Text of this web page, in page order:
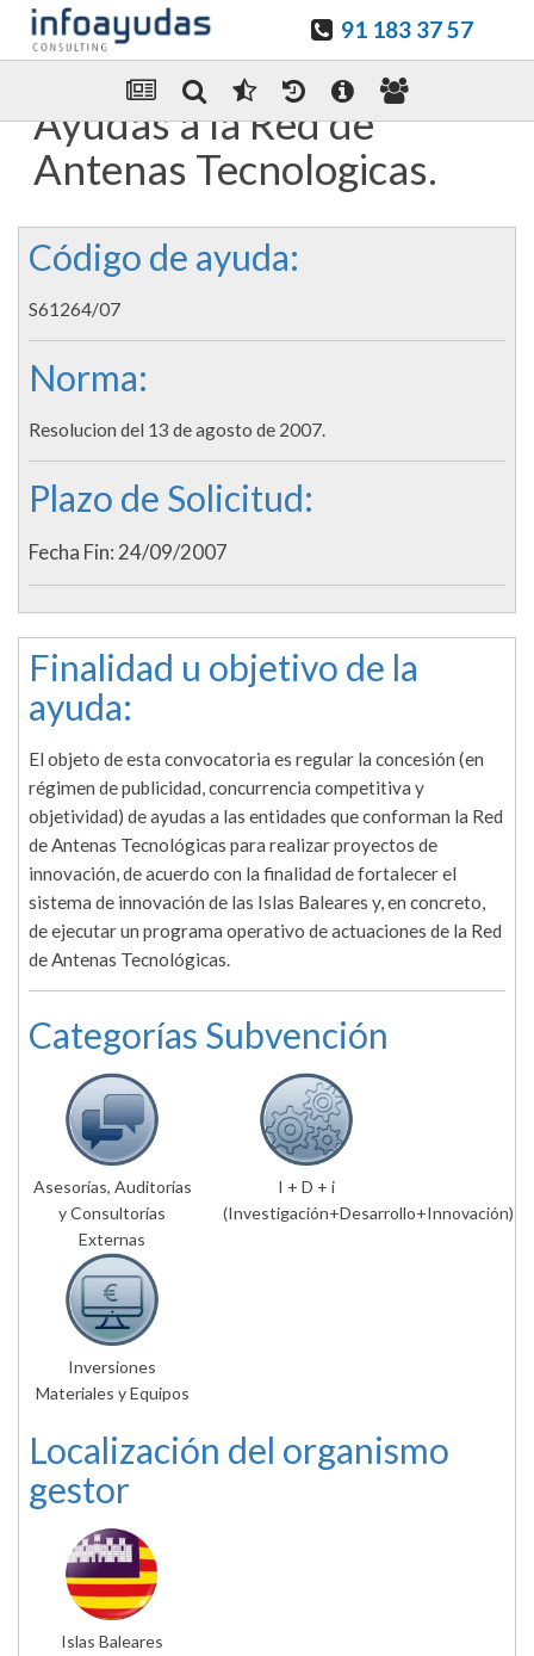
91 183 37 57
Enviar Por email
Ayudas a la Red de
Antenas Tecnologicas.
Código de ayuda:
S61264/07
Norma:
Resolucion del 13 de agosto de 2007.
Plazo de Solicitud:
Fecha Fin: 24/09/2007
Finalidad u objetivo de la
ayuda:
El objeto de esta convocatoria es regular la concesión (en
régimen de publicidad, concurrencia competitiva y
objetividad) de ayudas a las entidades que conforman la Red
de Antenas Tecnológicas para realizar proyectos de
innovación, de acuerdo con la finalidad de fortalecer el
sistema de innovación de las Islas Baleares y, en concreto,
de ejecutar un programa operativo de actuaciones de la Red
de Antenas Tecnológicas.
Categorías Subvención
Asesorías, Auditorías
y Consultorías
Externas
I + D + i
(Investigación+Desarrollo+Innovación)
Inversiones
Materiales y Equipos
Localización del organismo
gestor
Islas Baleares